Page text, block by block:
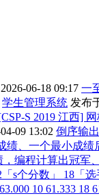
06-18 09:17 一
学生管理系统 发布
S 2019 江西]
09 13:02 倒序输
、一个最小成绩
编程计算出冠军
s个分数」 18「选
10 61.333 18